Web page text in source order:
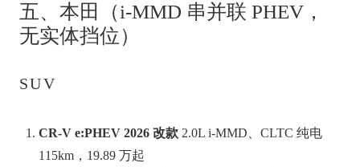
五、本田（i-MMD 串并联 PHEV，
无实体挡位）
SUV
CR-V e:PHEV 2026 改款2.0L i-MMD、CLTC 纯电
115km，19.89 万起